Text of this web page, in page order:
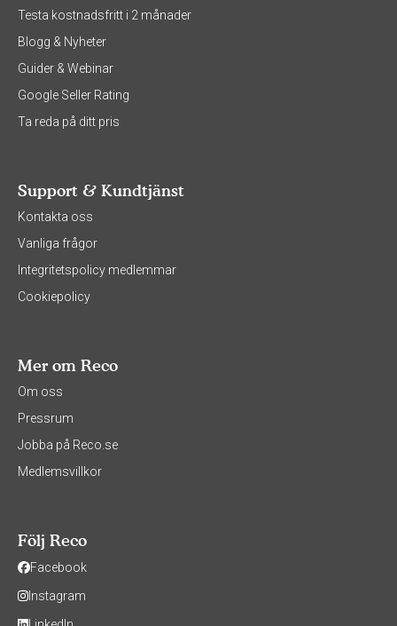
Testa kostnadsfritt i 2 månader
Blogg & Nyheter
Guider & Webinar
Google Seller Rating
Ta reda på ditt pris
Support & Kundtjänst
Kontakta oss
Vanliga frågor
Integritetspolicy medlemmar
Cookiepolicy
Mer om Reco
Om oss
Pressrum
Jobba på Reco.se
Medlemsvillkor
Följ Reco
Facebook
Instagram